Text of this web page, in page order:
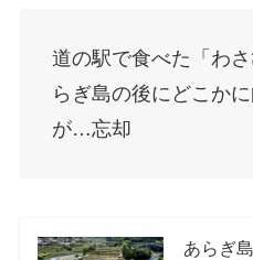
道の駅で食べた「わ
らぎ島の後にどこか
が…忘却
あらぎ